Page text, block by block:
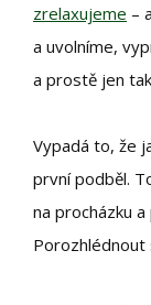
zrelaxujeme –
a uvolníme,
a prostě jen
Vypadá to, že
první podběl.
na procházku
Porozhlédnout